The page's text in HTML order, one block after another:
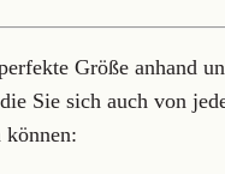
Größe anhand
Sie sich auch von
können: